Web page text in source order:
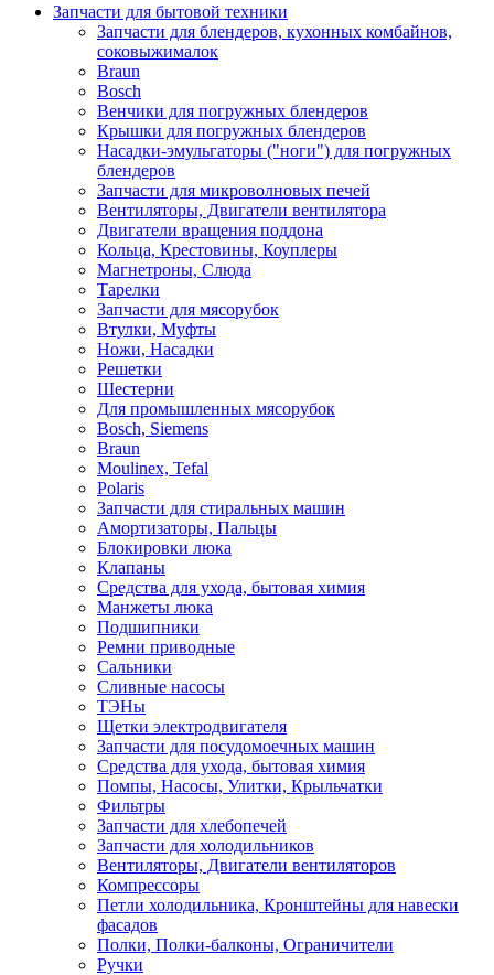
Запчасти для бытовой техники
Запчасти для блендеров, кухонных комбайнов,
соковыжималок
Braun
Bosch
Венчики для погружных блендеров
Крышки для погружных блендеров
Насадки-эмульгаторы ("ноги") для погружных
блендеров
Запчасти для микроволновых печей
Вентиляторы, Двигатели вентилятора
Двигатели вращения поддона
Кольца, Крестовины, Коуплеры
Магнетроны, Слюда
Тарелки
Запчасти для мясорубок
Втулки, Муфты
Ножи, Насадки
Решетки
Шестерни
Для промышленных мясорубок
Bosch, Siemens
Braun
Moulinex, Tefal
Polaris
Запчасти для стиральных машин
Амортизаторы, Пальцы
Блокировки люка
Клапаны
Средства для ухода, бытовая химия
Манжеты люка
Подшипники
Ремни приводные
Сальники
Сливные насосы
ТЭНы
Щетки электродвигателя
Запчасти для посудомоечных машин
Средства для ухода, бытовая химия
Помпы, Насосы, Улитки, Крыльчатки
Фильтры
Запчасти для хлебопечей
Запчасти для холодильников
Вентиляторы, Двигатели вентиляторов
Компрессоры
Петли холодильника, Кронштейны для навески
фасадов
Полки, Полки-балконы, Ограничители
Ручки